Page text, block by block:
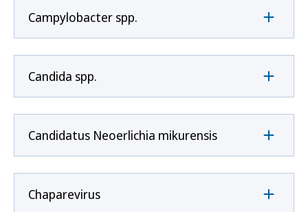
Campylobacter spp.
Candida spp.
Candidatus Neoerlichia mikurensis
Chaparevirus